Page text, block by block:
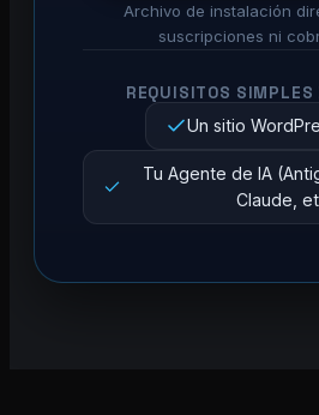
Archivo de instalación
suscripciones ni
REQUISITOS
Un sitio
Tu Agente de IA
Claude,